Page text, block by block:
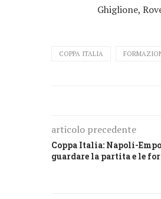
Ghiglione,
COPPA ITALIA
articolo precedente
Coppa Italia: Napoli-
guardare la partita e le